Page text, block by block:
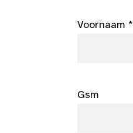
Voornaam *
Gsm